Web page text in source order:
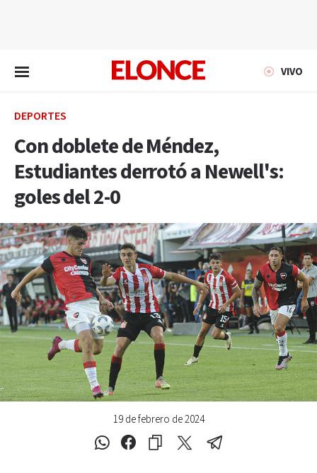
VIVO
DEPORTES
Con doblete de Méndez,
Estudiantes derrotó a Newell's:
goles del 2-0
19 de febrero de 2024